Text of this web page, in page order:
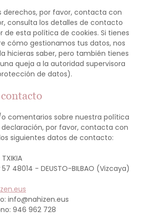
derechos, por favor, contacta con
consulta los detalles de contacto
de esta política de cookies. Si tienes
cómo gestionamos tus datos, nos
hicieras saber, pero también tienes
queja a la autoridad supervisora
de datos).
comentarios sobre nuestra política
por favor, contacta con
siguientes datos de contacto:
TXIKIA
57 48014 - DEUSTO-BILBAO (Vizcaya)
info@nahizen.eus
946 962 728